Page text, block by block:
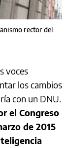
rector del
voces
los cambios
con un DNU.
el Congreso
de 2015